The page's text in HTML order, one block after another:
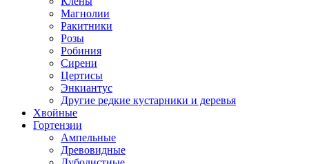
Магнолии
Ракитники
Розы
Робиния
Сирени
Цертисы
Энкиантус
Другие редкие кустарники и деревья
Хвойные
Гортензии
Ампельные
Древовидные